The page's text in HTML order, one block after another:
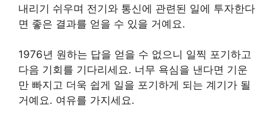
내리기 쉬우며 전기와 통신에 관련된 일에 투자한다
면 좋은 결과를 얻을 수 있을 거예요.
1976년 원하는 답을 얻을 수 없으니 일찍 포기하고
다음 기회를 기다리세요. 너무 욕심을 낸다면 기운
만 빠지고 더욱 쉽게 일을 포기하게 되는 계기가 될
거예요. 여유를 가지세요.